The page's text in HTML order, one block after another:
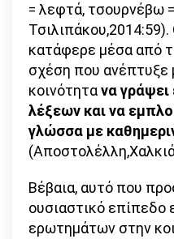
= λεφτά, τσουρνέβω
κατάφερε μέσα από
σχέση που ανέπτυξε
κοινότητανα γράψει
λέξεων και να
γλώσσα με
Βέβαια, αυτό που
ουσιαστικό επίπεδο
ερωτημάτων στην